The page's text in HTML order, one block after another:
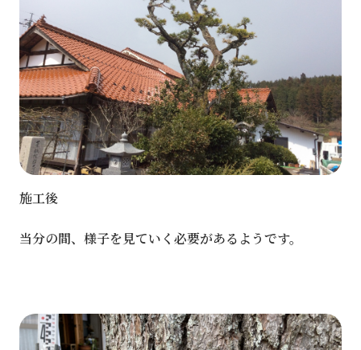
施工後
当分の間、様子を見ていく必要があるようです。